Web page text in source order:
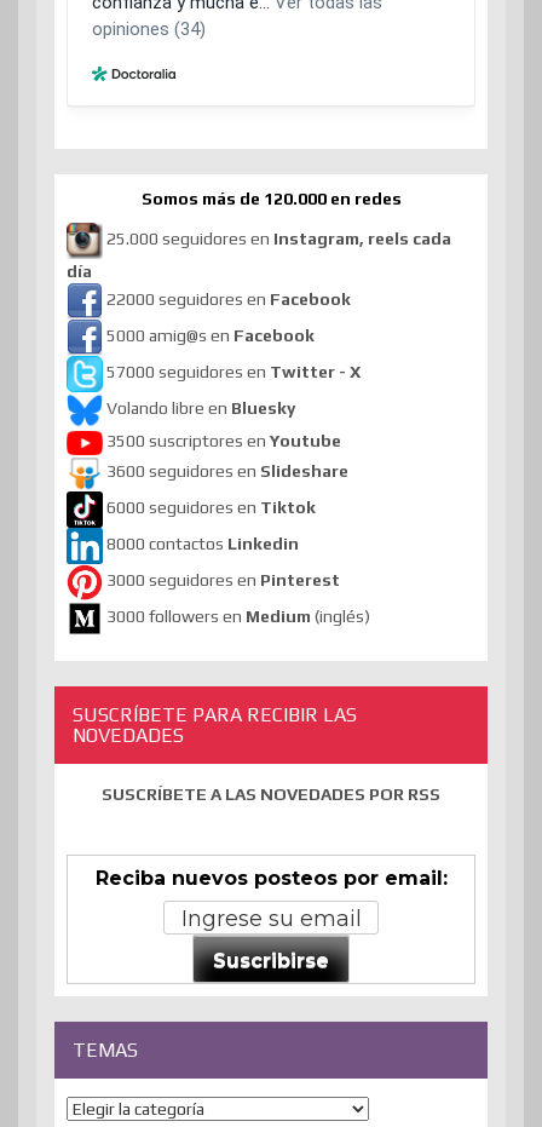
Somos más de 120.000 en redes
25.000 seguidores en Instagram, reels cada
día
22000 seguidores en Facebook
5000 amig@s en Facebook
57000 seguidores en Twitter - X
Volando libre en Bluesky
3500 suscriptores en Youtube
3600 seguidores en Slideshare
6000 seguidores en Tiktok
8000 contactos Linkedin
3000 seguidores en Pinterest
3000 followers en Medium (inglés)
SUSCRÍBETE PARA RECIBIR LAS
NOVEDADES
SUSCRÍBETE A LAS NOVEDADES POR RSS
Reciba nuevos posteos por email:
Suscribirse
TEMAS
Temas